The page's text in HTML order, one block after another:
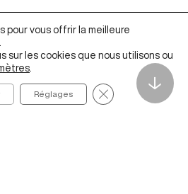
↓
pour vous offrir la meilleure
sur les cookies que nous utilisons ou
Réglages Fermer la